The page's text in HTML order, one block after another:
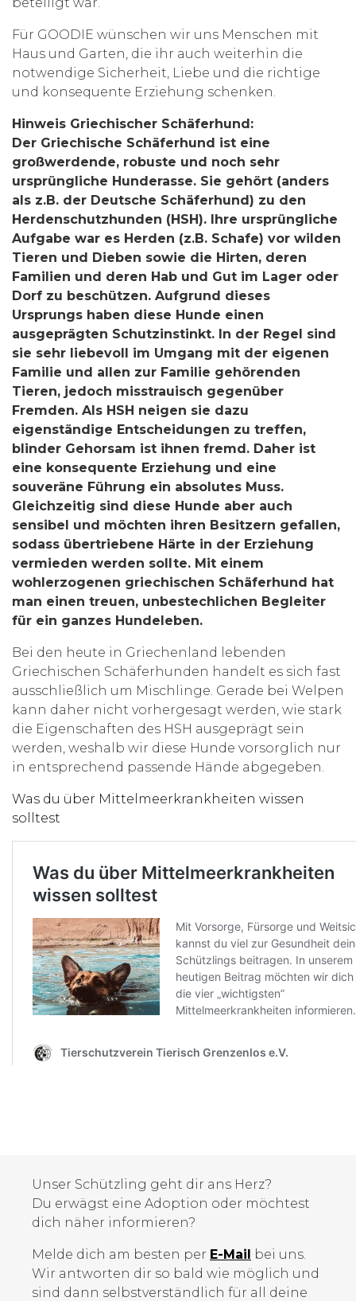
Für GOODIE wünschen wir uns Menschen mit
Haus und Garten, die ihr auch weiterhin die
notwendige Sicherheit, Liebe und die richtige
und konsequente Erziehung schenken.
Hinweis Griechischer Schäferhund:
Der Griechische Schäferhund ist eine
großwerdende, robuste und noch sehr
ursprüngliche Hunderasse. Sie gehört (anders
als z.B. der Deutsche Schäferhund) zu den
Herdenschutzhunden (HSH). Ihre ursprüngliche
Aufgabe war es Herden (z.B. Schafe) vor wilden
Tieren und Dieben sowie die Hirten, deren
Familien und deren Hab und Gut im Lager oder
Dorf zu beschützen. Aufgrund dieses
Ursprungs haben diese Hunde einen
ausgeprägten Schutzinstinkt. In der Regel sind
sie sehr liebevoll im Umgang mit der eigenen
Familie und allen zur Familie gehörenden
Tieren, jedoch misstrauisch gegenüber
Fremden. Als HSH neigen sie dazu
eigenständige Entscheidungen zu treffen,
blinder Gehorsam ist ihnen fremd. Daher ist
eine konsequente Erziehung und eine
souveräne Führung ein absolutes Muss.
Gleichzeitig sind diese Hunde aber auch
sensibel und möchten ihren Besitzern gefallen,
sodass übertriebene Härte in der Erziehung
vermieden werden sollte. Mit einem
wohlerzogenen griechischen Schäferhund hat
man einen treuen, unbestechlichen Begleiter
für ein ganzes Hundeleben.
Bei den heute in Griechenland lebenden
Griechischen Schäferhunden handelt es sich fast
ausschließlich um Mischlinge. Gerade bei Welpen
kann daher nicht vorhergesagt werden, wie stark
die Eigenschaften des HSH ausgeprägt sein
werden, weshalb wir diese Hunde vorsorglich nur
in entsprechend passende Hände abgegeben.
Was du über Mittelmeerkrankheiten wissen
solltest
Unser Schützling geht dir ans Herz?
Du erwägst eine Adoption oder möchtest
dich näher informieren?
Melde dich am besten per E-Mail bei uns.
Wir antworten dir so bald wie möglich und
sind dann selbstverständlich für all deine